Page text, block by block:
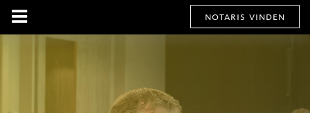
notaris vinden